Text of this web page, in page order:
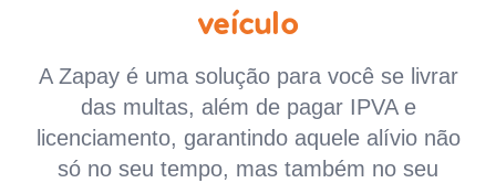
veículo
A Zapay é uma solução para você se livrar
das multas, além de pagar IPVA e
licenciamento, garantindo aquele alívio não
só no seu tempo, mas também no seu